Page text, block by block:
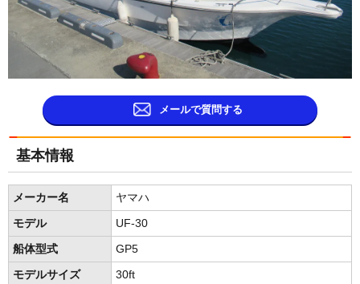
メールで質問する
基本情報
メーカー名 ヤマハ
モデル UF-30
船体型式 GP5
モデルサイズ 30ft